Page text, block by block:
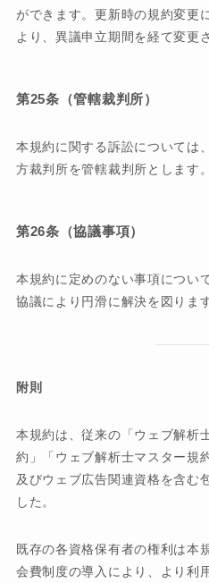
ができます。更新時の規約変更
より、異議申立期間を経て変更
第25条（管轄裁判所）
本規約に関する訴訟については
方裁判所を管轄裁判所とします。
第26条（協議事項）
本規約に定めのない事項につい
協議により円滑に解決を図ります
附則
本規約は、従来の「ウェブ解析
約」「ウェブ解析士マスター規
及びウェブ広告関連資格を含む
した。
既存の各資格保有者の権利は本
会費制度の導入により、より利